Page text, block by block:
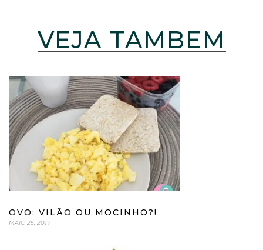
VEJA TAMBÉM
OVO: VILÃO OU MOCINHO?!
MAIO 25, 2017